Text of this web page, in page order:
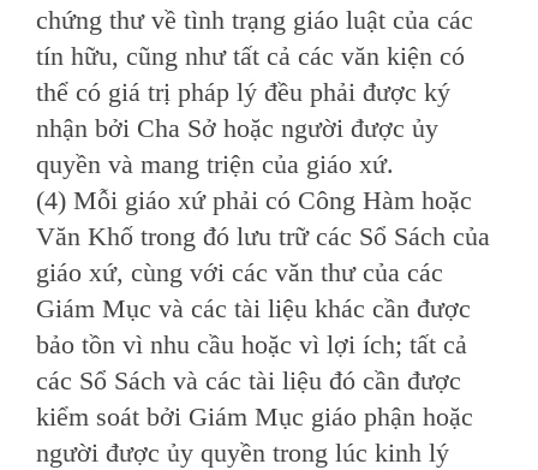
chứng thư về tình trạng giáo luật của các
tín hữu, cũng như tất cả các văn kiện có
thể có giá trị pháp lý đều phải được ký
nhận bởi Cha Sở hoặc người được ủy
quyền và mang triện của giáo xứ.
(4) Mỗi giáo xứ phải có Công Hàm hoặc
Văn Khố trong đó lưu trữ các Sổ Sách của
giáo xứ, cùng với các văn thư của các
Giám Mục và các tài liệu khác cần được
bảo tồn vì nhu cầu hoặc vì lợi ích; tất cả
các Sổ Sách và các tài liệu đó cần được
kiểm soát bởi Giám Mục giáo phận hoặc
người được ủy quyền trong lúc kinh lý